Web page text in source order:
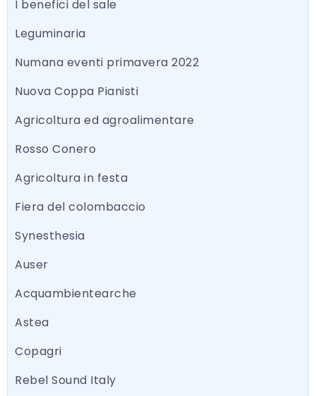
I benefici del sale
Leguminaria
Numana eventi primavera 2022
Nuova Coppa Pianisti
Agricoltura ed agroalimentare
Rosso Conero
Agricoltura in festa
Fiera del colombaccio
Synesthesia
Auser
Acquambientearche
Astea
Copagri
Rebel Sound Italy